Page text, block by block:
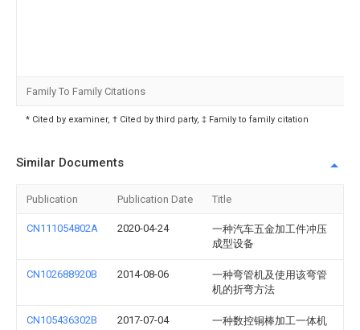
Family To Family Citations
* Cited by examiner, † Cited by third party, ‡ Family to family citation
Similar Documents
Publication Publication Date Title
CN111054802A 2020-04-24
一种汽车五金加工件冲压
成型设备
CN102688920B 2014-08-06
一种弯管机及使用该弯管
机的折弯方法
CN105436302B 2017-07-04 一种数控铜棒加工一体机